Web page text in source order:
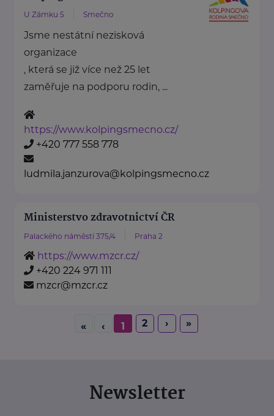
U Zámku 5 Smečno
Jsme nestátní nezisková
organizace
, která se již více než 25 let
zaměřuje na podporu rodin, ...
https://www.kolpingsmecno.cz/
+420 777 558 778
ludmila.janzurova@kolpingsmecno.cz
Ministerstvo zdravotnictví ČR
Palackého náměstí 375/4 Praha 2
https://www.mzcr.cz/
+420 224 971 111
mzcr@mzcr.cz
« ‹ 1 2 › »
Newsletter